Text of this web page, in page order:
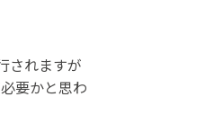
されますが
要かと思わ